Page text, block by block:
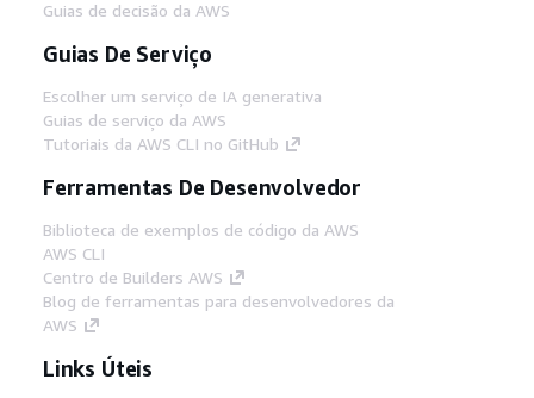
Guias de decisão da AWS
Guias De Serviço
Escolher um serviço de IA generativa
Guias de serviço da AWS
Tutoriais da AWS CLI no GitHub
Ferramentas De Desenvolvedor
Biblioteca de exemplos de código da AWS
AWS CLI
Centro de Builders AWS
Blog de ferramentas para desenvolvedores da
AWS
Links Úteis